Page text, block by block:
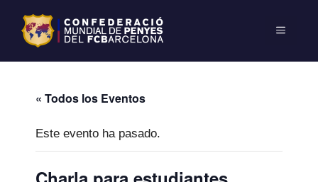
« Todos los Eventos
Este evento ha pasado.